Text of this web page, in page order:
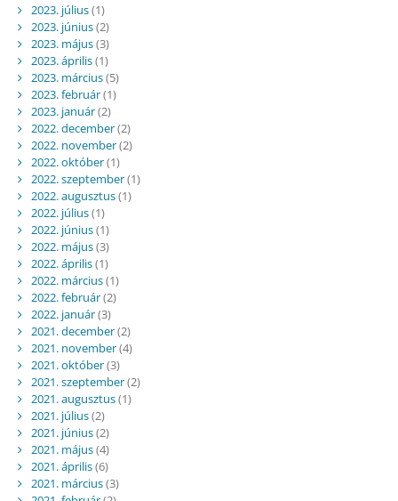
2023. július(1)
2023. június(2)
2023. május(3)
2023. április(1)
2023. március(5)
2023. február(1)
2023. január(2)
2022. december(2)
2022. november(2)
2022. október(1)
2022. szeptember(1)
2022. augusztus(1)
2022. július(1)
2022. június(1)
2022. május(3)
2022. április(1)
2022. március(1)
2022. február(2)
2022. január(3)
2021. december(2)
2021. november(4)
2021. október(3)
2021. szeptember(2)
2021. augusztus(1)
2021. július(2)
2021. június(2)
2021. május(4)
2021. április(6)
2021. március(3)